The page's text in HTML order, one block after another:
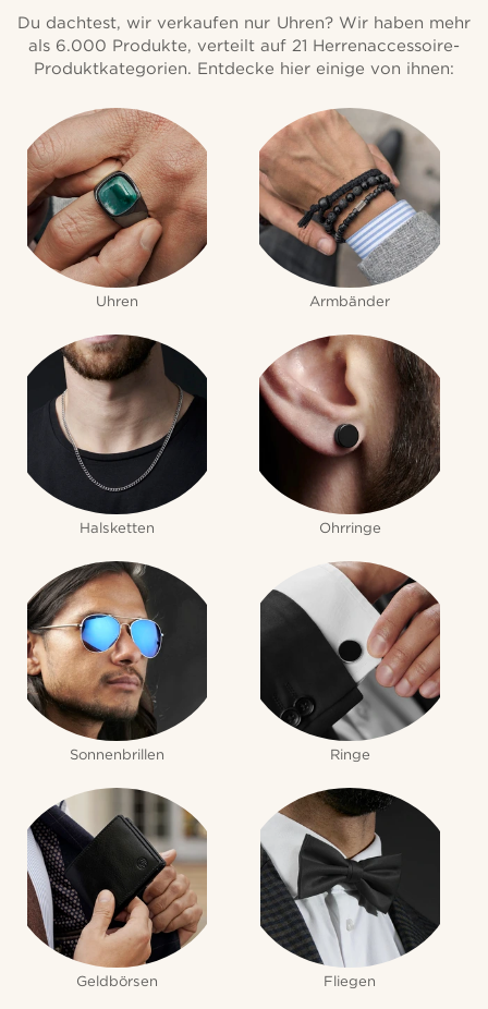
Du dachtest, wir verkaufen nur Uhren? Wir haben mehr
als 6.000 Produkte, verteilt auf 21 Herrenaccessoire-
Produktkategorien. Entdecke hier einige von ihnen:
Uhren Armbänder
Halsketten Ohrringe
Sonnenbrillen Ringe
Geldbörsen Fliegen